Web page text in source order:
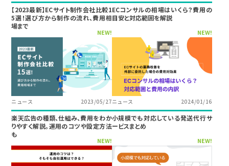
【2023最新】ECサイト制作会社比較1
5選！選び方から制作の流れ、費用相
場まで
NEW!
ニュース 2023/05/27
ECコンサルの相場はいくら？費用の
目安と対応範囲を解説
NEW!
ニュース 2024/01/16
楽天広告の種類、仕組み、費用をわか
りやすく解説。運用のコツや設定方法
も
NEW!
小規模でも対応している発送代行サ
ービスまとめ
NEW!